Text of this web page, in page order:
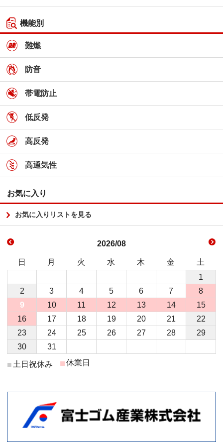
機能別
難燃
防音
帯電防止
低反発
高反発
高通気性
お気に入り
お気に入りリストを見る
2026/08
日 月 火 水 木 金
土
1
2
3 4 5 6 7
8
9
10 11 12 13 14
15
16
17 18 19 20 21
22
23
24 25 26 27 28
29
30
31
■ 土日祝休み ■休業日